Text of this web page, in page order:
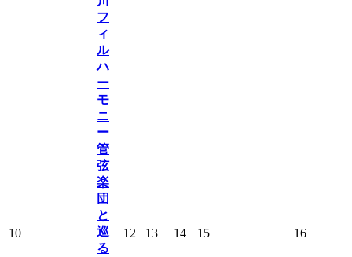
10
フ
ィ
ル
ハ
ー
モ
ニ
ー
管
弦
楽
団
と
巡
る
12 13 14 15 16